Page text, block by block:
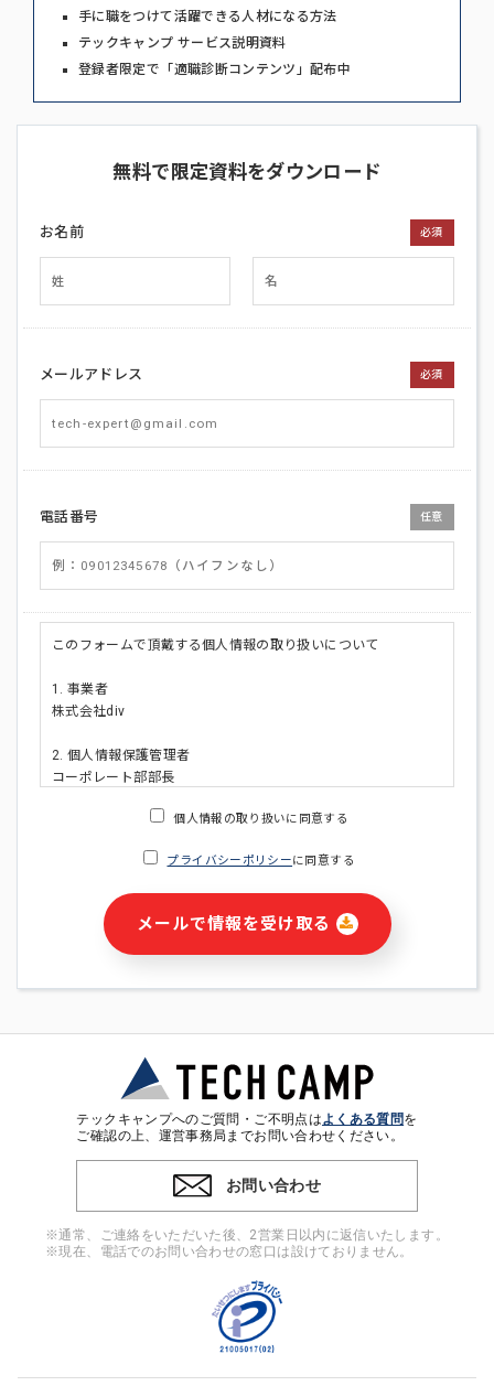
手に職をつけて活躍できる人材になる方法
テックキャンプ サービス説明資料
登録者限定で「適職診断コンテンツ」配布中
無料で限定資料をダウンロード
お名前 必須
メールアドレス 必須
電話番号 任意
このフォームで頂戴する個人情報の取り扱いについて
1. 事業者
株式会社div
2. 個人情報保護管理者
コーポレート部部長
・ご請求された資料の送付のため
・本サービス及び本サービスに関連する情報(当社及び第三者の
サービス又は商品等の広告配信・宣伝を含みますが、それらに
・個人(法人の場合は担当者)を識別できない形式に加工した統
計情報の作成および利用
※上記の利用目的に基づいた本人への連絡及び配信について
4. 個人情報の第三者提供
ンをとるために、氏名等の一部の情報をサービス内で使用する
チャットツールで発信することにより、本サービスの他の利用
者等に提供することがあります。
当社は事業運営上、前項利用目的の範囲に限って個人情報を外
個人情報の取り扱いに同意する
プライバシーポリシーに同意する
メールで情報を受け取る
テックキャンプへのご質問・ご不明点はよくある質問を
ご確認の上、運営事務局までお問い合わせください。
お問い合わせ
※通常、ご連絡をいただいた後、2営業日以内に返信いたします。
※現在、電話でのお問い合わせの窓口は設けておりません。